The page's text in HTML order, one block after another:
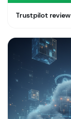
Trustpilot review